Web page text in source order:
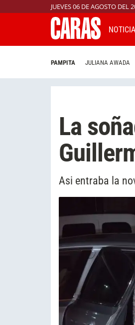
JUEVES 06 DE AGOSTO DEL
PAMPITA JULIANA AWADA
La
Asi entraba la